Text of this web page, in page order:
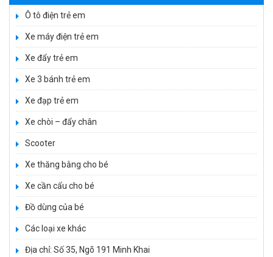
Ô tô điện trẻ em
Xe máy điện trẻ em
Xe đẩy trẻ em
Xe 3 bánh trẻ em
Xe đạp trẻ em
Xe chòi – đẩy chân
Scooter
Xe thăng bằng cho bé
Xe cần cẩu cho bé
Đồ dùng của bé
Các loại xe khác
Địa chỉ: Số 35, Ngõ 191 Minh Khai
Xe 3 bánh đạp trẻ em FE-188
Xe 3 bánh trẻ em 968
350.000 ₫
Xe máy điện trẻ em vecpa XW02